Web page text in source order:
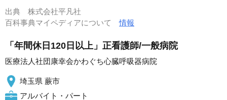
出典 株式会社平凡社
百科事典マイペディアについて情報
「年間休日120日以上」正看護師/一般病院
医療法人社団康幸会かわぐち心臓呼吸器病院
埼玉県 蕨市
アルバイト・パート